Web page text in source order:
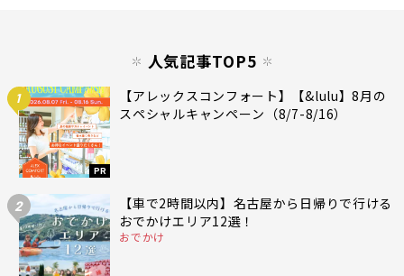
人気記事TOP5
1
PR
【アレックスコンフォート】【&lulu】8月の
スペシャルキャンペーン（8/7-8/16）
2
【車で2時間以内】名古屋から日帰りで行ける
おでかけエリア12選！
おでかけ